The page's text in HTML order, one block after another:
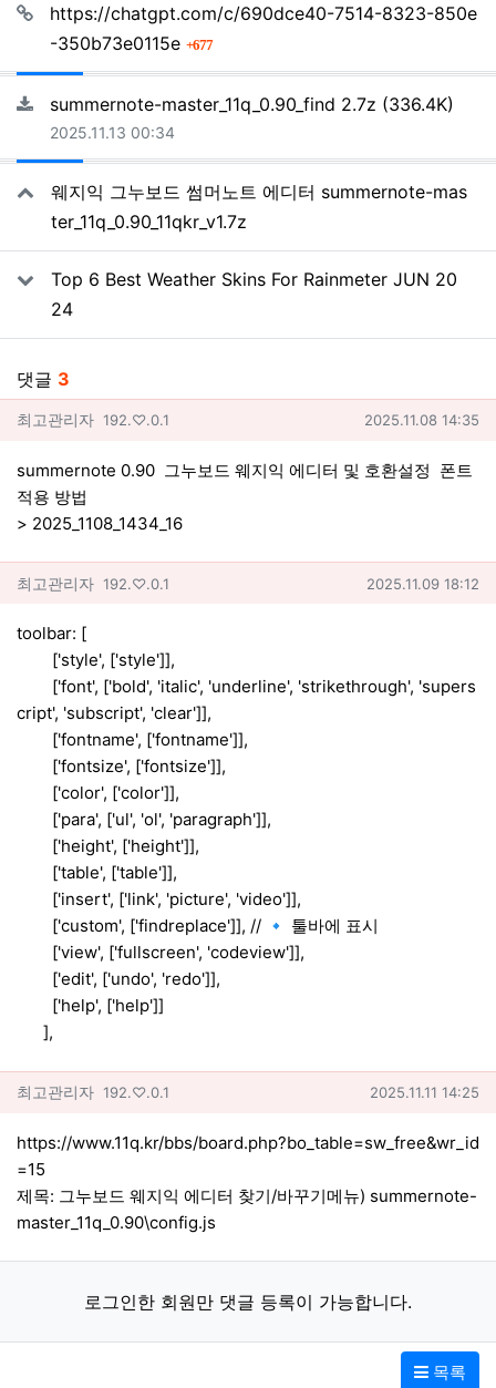
https://chatgpt.com/c/690dce40-7514-8323-850e
-350b73e0115e
677회 연결
summernote-master_11q_0.90_find 2.7z 파일크기
(336.4K)
등록일
2025.11.13 00:34
웨지익 그누보드 썸머노트 에디터 summernote-mas
ter_11q_0.90_11qkr_v1.7z
Top 6 Best Weather Skins For Rainmeter JUN 20
24
댓글 3
최고관리자님의 댓글
최고관리자 아이피
192.♡.0.1 작성일
2025.11.08 14:35
summernote 0.90 그누보드 웨지익 에디터 및 호환설정 폰트
적용 방법
> 2025_1108_1434_16
최고관리자님의 댓글
최고관리자 아이피
192.♡.0.1 작성일
2025.11.09 18:12
toolbar: [
['style', ['style']],
['font', ['bold', 'italic', 'underline', 'strikethrough', 'supers
cript', 'subscript', 'clear']],
['fontname', ['fontname']],
['fontsize', ['fontsize']],
['color', ['color']],
['para', ['ul', 'ol', 'paragraph']],
['height', ['height']],
['table', ['table']],
['insert', ['link', 'picture', 'video']],
['custom', ['findreplace']], // 🔹 툴바에 표시
['view', ['fullscreen', 'codeview']],
['edit', ['undo', 'redo']],
['help', ['help']]
],
최고관리자님의 댓글
최고관리자 아이피
192.♡.0.1 작성일
2025.11.11 14:25
https://www.11q.kr/bbs/board.php?bo_table=sw_free&wr_id
=15
제목: 그누보드 웨지익 에디터 찾기/바꾸기메뉴) summernote-
master_11q_0.90\config.js
로그인한 회원만 댓글 등록이 가능합니다.
목록